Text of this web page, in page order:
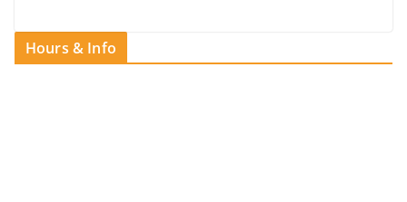
Hours & Info